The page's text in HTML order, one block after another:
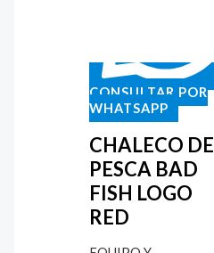
CONSULTAR POR
WHATSAPP
CHALECO DE
PESCA BAD
FISH LOGO
RED